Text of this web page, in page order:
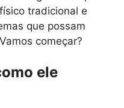
tradicional e
que possam
começar?
ele